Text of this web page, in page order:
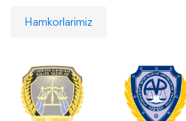
Hamkorlarimiz